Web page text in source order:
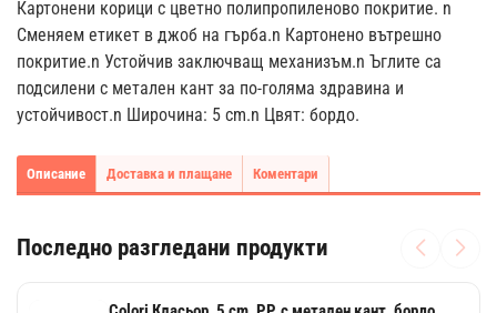
Картонени корици с цветно полипропиленово покритие. n
Сменяем етикет в джоб на гърба.n Картонено вътрешно
покритие.n Устойчив заключващ механизъм.n Ъглите са
подсилени с метален кант за по-голяма здравина и
устойчивост.n Широчина: 5 cm.n Цвят: бордо.
Описание Доставка и плащане Коментари
Последно разгледани продукти